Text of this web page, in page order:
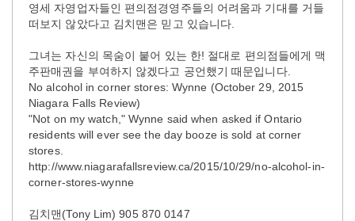
영세 자영업자들인 편의점경영주들의 어려움과 기대를 거들
떠보지 않았다고 김치맨은 믿고 있습니다.
그녀는 자신의 목숨이 붙어 있는 한! 절대로 편의점들에게 맥
주판매권을 부여하지 않겠다고 공언했기 때문입니다.
No alcohol in corner stores: Wynne (October 29, 2015
Niagara Falls Review)
"Not on my watch," Wynne said when asked if Ontario
residents will ever see the day booze is sold at corner
stores.
http://www.niagarafallsreview.ca/2015/10/29/no-alcohol-in-
corner-stores-wynne
김치맨(Tony Lim) 905 870 0147